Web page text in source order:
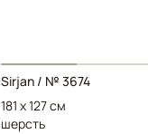
Sirjan / № 3674
181 x 127 см
шерсть